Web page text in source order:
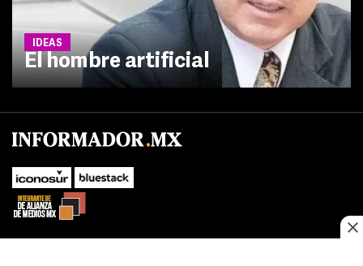
IDEAS
El hombre artificial